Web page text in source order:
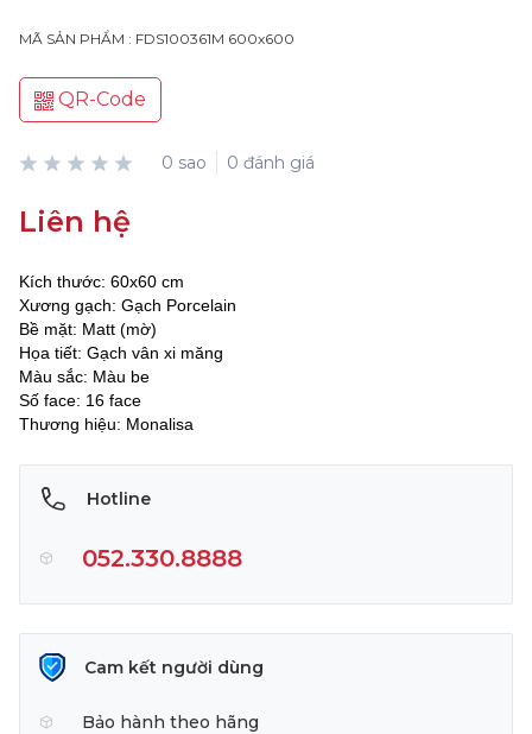
MÃ SẢN PHẨM : FDS100361M 600x600
QR-Code
0 sao 0 đánh giá
Liên hệ
Kích thước: 60x60 cm
Xương gạch: Gạch Porcelain
Bề mặt: Matt (mờ)
Họa tiết: Gạch vân xi măng
Màu sắc: Màu be
Số face: 16 face
Thương hiệu: Monalisa
Hotline
052.330.8888
Cam kết người dùng
Bảo hành theo hãng